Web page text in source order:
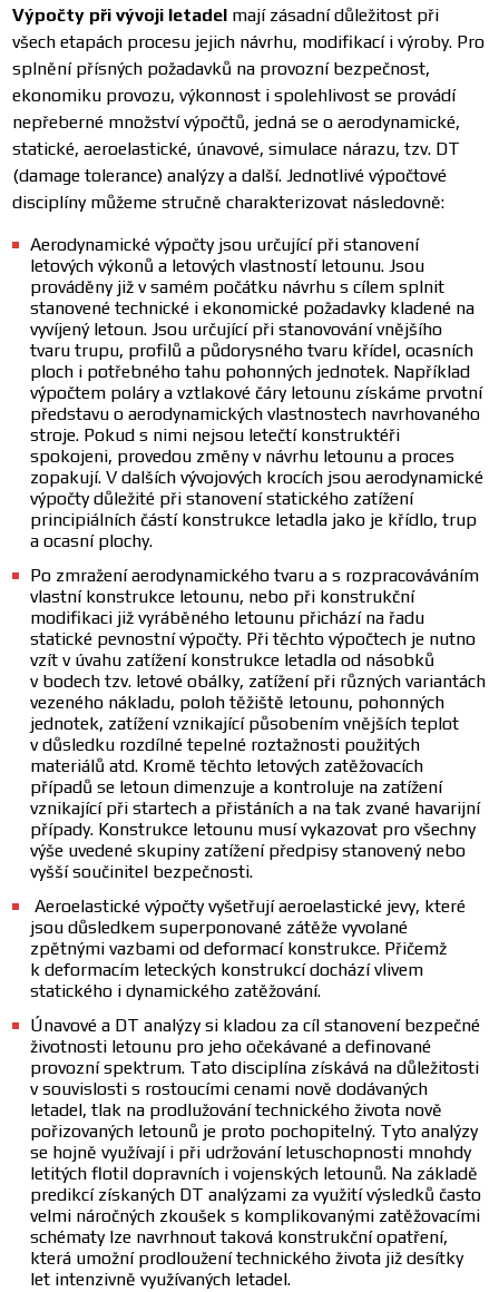
Výpočty při vývoji letadel mají zásadní důležitost při
všech etapách procesu jejich návrhu, modifikací i výroby. Pro
splnění přísných požadavků na provozní bezpečnost,
ekonomiku provozu, výkonnost i spolehlivost se provádí
nepřeberné množství výpočtů, jedná se o aerodynamické,
statické, aeroelastické, únavové, simulace nárazu, tzv. DT
(damage tolerance) analýzy a další. Jednotlivé výpočtové
disciplíny můžeme stručně charakterizovat následovně:
Aerodynamické výpočty jsou určující při stanovení
letových výkonů a letových vlastností letounu. Jsou
prováděny již v samém počátku návrhu s cílem splnit
stanovené technické i ekonomické požadavky kladené na
vyvíjený letoun. Jsou určující při stanovování vnějšího
tvaru trupu, profilů a půdorysného tvaru křídel, ocasních
ploch i potřebného tahu pohonných jednotek. Například
výpočtem poláry a vztlakové čáry letounu získáme prvotní
představu o aerodynamických vlastnostech navrhovaného
stroje. Pokud s nimi nejsou letečtí konstruktéři
spokojeni, provedou změny v návrhu letounu a proces
zopakují. V dalších vývojových krocích jsou aerodynamické
výpočty důležité při stanovení statického zatížení
principiálních částí konstrukce letadla jako je křídlo, trup
a ocasní plochy.
Po zmražení aerodynamického tvaru a s rozpracováváním
vlastní konstrukce letounu, nebo při konstrukční
modifikaci již vyráběného letounu přichází na řadu
statické pevnostní výpočty. Při těchto výpočtech je nutno
vzít v úvahu zatížení konstrukce letadla od násobků
v bodech tzv. letové obálky, zatížení při různých variantách
vezeného nákladu, poloh těžiště letounu, pohonných
jednotek, zatížení vznikající působením vnějších teplot
v důsledku rozdílné tepelné roztažnosti použitých
materiálů atd. Kromě těchto letových zatěžovacích
případů se letoun dimenzuje a kontroluje na zatížení
vznikající při startech a přistáních a na tak zvané havarijní
případy. Konstrukce letounu musí vykazovat pro všechny
výše uvedené skupiny zatížení předpisy stanovený nebo
vyšší součinitel bezpečnosti.
Aeroelastické výpočty vyšetřují aeroelastické jevy, které
jsou důsledkem superponované zátěže vyvolané
zpětnými vazbami od deformací konstrukce. Přičemž
k deformacím leteckých konstrukcí dochází vlivem
statického i dynamického zatěžování.
Únavové a DT analýzy si kladou za cíl stanovení bezpečné
životnosti letounu pro jeho očekávané a definované
provozní spektrum. Tato disciplína získává na důležitosti
v souvislosti s rostoucími cenami nově dodávaných
letadel, tlak na prodlužování technického života nově
pořizovaných letounů je proto pochopitelný. Tyto analýzy
se hojně využívají i při udržování letuschopnosti mnohdy
letitých flotil dopravních i vojenských letounů. Na základě
predikcí získaných DT analýzami za využití výsledků často
velmi náročných zkoušek s komplikovanými zatěžovacími
schématy lze navrhnout taková konstrukční opatření,
která umožní prodloužení technického života již desítky
let intenzivně využívaných letadel.